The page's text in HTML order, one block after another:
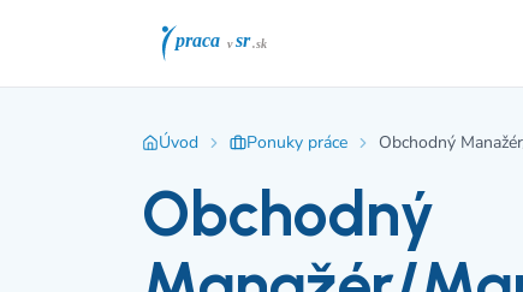
Úvod Ponuky práce Obchodný
Obchodný